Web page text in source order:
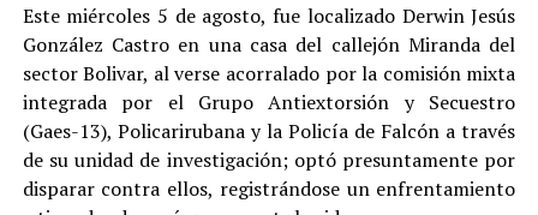
Este miércoles 5 de agosto, fue localizado Derwin Jesús
González Castro en una casa del callejón Miranda del
sector Bolivar, al verse acorralado por la comisión mixta
integrada por el Grupo Antiextorsión y Secuestro
(Gaes-13), Policarirubana y la Policía de Falcón a través
de su unidad de investigación; optó presuntamente por
disparar contra ellos, registrándose un enfrentamiento